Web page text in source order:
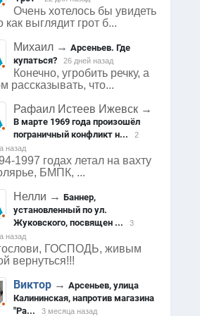
Очень хотелось бы увидеть
как выглядит грот б...
Михаил →Арсеньев. Где
купаться?
26 дней назад
Конечно, угробить речку, а
рассказывать, что...
Рафаил Истеев Ижевск →
В марте 1969 года произошёл
пограничный конфликт н...
2
назад
1997 годах летал на вахту
БМПК, ...
Нелли →Баннер,
установленный по ул.
Жуковского, посвящен ...
3
назад
ГОСПОДЬ, живым
вернуться!!!
Виктор →Арсеньев, улица
Калининская, напротив магазина
"Ра...
3 месяца назад